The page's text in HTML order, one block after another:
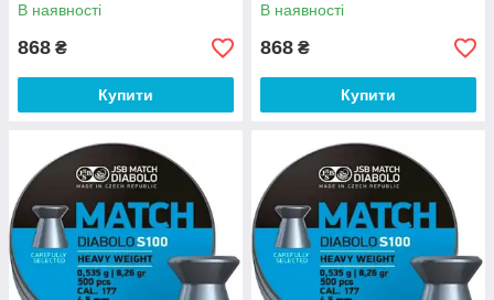
В наявності
868 ₴
Купити
В наявності
868 ₴
Купити